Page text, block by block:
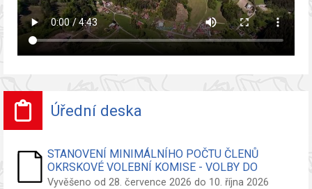
Úřední deska
STANOVENÍ MINIMÁLNÍHO POČTU ČLENŮ
OKRSKOVÉ VOLEBNÍ KOMISE - VOLBY DO
ZASTUPITELSTVA OBCE
Vyvěšeno od 28. července 2026 do 10. října 2026